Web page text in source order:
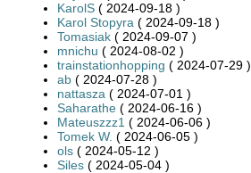
KarolS ( 2024-09-18 )
Karol Stopyra ( 2024-09-18 )
Tomasiak ( 2024-09-07 )
mnichu ( 2024-08-02 )
trainstationhopping ( 2024-07-29 )
ab ( 2024-07-28 )
nattasza ( 2024-07-01 )
Saharathe ( 2024-06-16 )
Mateuszzz1 ( 2024-06-06 )
Tomek W. ( 2024-06-05 )
ols ( 2024-05-12 )
Siles ( 2024-05-04 )